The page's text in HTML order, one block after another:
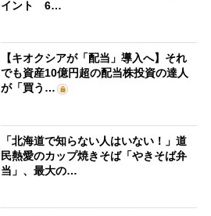
イント 6…
【キオクシアが「配当」導入へ】それ
でも資産10億円超の配当株投資の達人
が「買う…
「北海道で知らない人はいない！」道
民熱愛のカップ焼きそば「やきそば弁
当」、最大の…